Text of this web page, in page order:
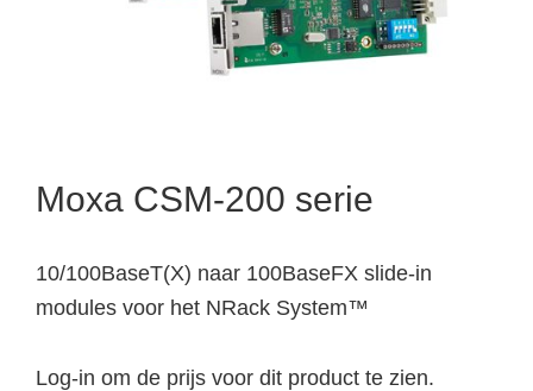
Moxa CSM-200 serie
10/100BaseT(X) naar 100BaseFX slide-in
modules voor het NRack System™
Log-in om de prijs voor dit product te zien.